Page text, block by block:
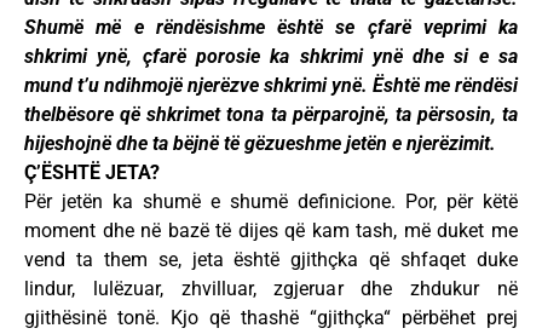
Shumë më e rëndësishme është se çfarë veprimi ka
shkrimi ynë, çfarë porosie ka shkrimi ynë dhe si e sa
mund t’u ndihmojë njerëzve shkrimi ynë. Është me rëndësi
thelbësore që shkrimet tona ta përparojnë, ta përsosin, ta
hijeshojnë dhe ta bëjnë të gëzueshme jetën e njerëzimit.
Ç’ËSHTË JETA?
Për jetën ka shumë e shumë definicione. Por, për këtë
moment dhe në bazë të dijes që kam tash, më duket me
vend ta them se, jeta është gjithçka që shfaqet duke
lindur, lulëzuar, zhvilluar, zgjeruar dhe zhdukur në
gjithësinë tonë. Kjo që thashë “gjithçka“ përbëhet prej